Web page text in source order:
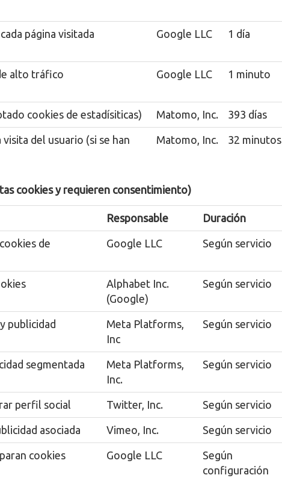
página visitada Google LLC 1 día
alto tráfico Google LLC 1 minuto
cookies de estadísiticas) Matomo, Inc. 393 días
del usuario (si se han
Matomo, Inc. 32 minutos
cookies y requieren consentimiento)
Responsable Duración
de
Google LLC Según servicio
Alphabet Inc.
(Google)
Según servicio
publicidad
Meta Platforms,
Inc
Según servicio
segmentada
Meta Platforms,
Inc.
Según servicio
perfil social Twitter, Inc. Según servicio
asociada Vimeo, Inc. Según servicio
cookies
Google LLC
Según
configuración